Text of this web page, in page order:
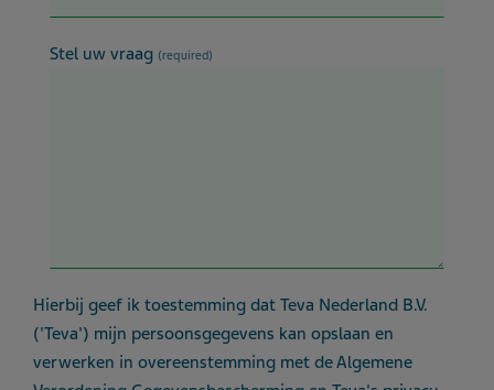
Stel uw vraag (required)
Hierbij geef ik toestemming dat Teva Nederland B.V.
('Teva') mijn persoonsgegevens kan opslaan en
verwerken in overeenstemming met de Algemene